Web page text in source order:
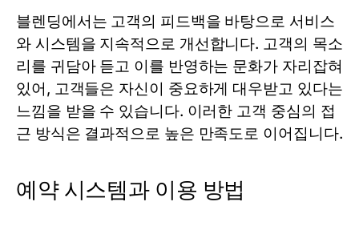
블렌딩에서는 고객의 피드백을 바탕으로 서비스
와 시스템을 지속적으로 개선합니다. 고객의 목소
리를 귀담아 듣고 이를 반영하는 문화가 자리잡혀
있어, 고객들은 자신이 중요하게 대우받고 있다는
느낌을 받을 수 있습니다. 이러한 고객 중심의 접
근 방식은 결과적으로 높은 만족도로 이어집니다.
예약 시스템과 이용 방법